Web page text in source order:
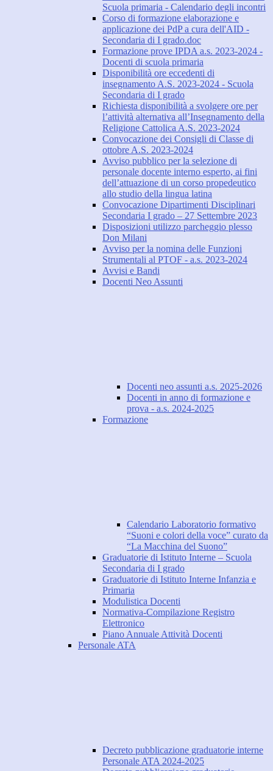
Scuola primaria - Calendario degli incontri
Corso di formazione elaborazione e
applicazione dei PdP a cura dell'AID -
Secondaria di I grado.doc
Formazione prove IPDA a.s. 2023-2024 -
Docenti di scuola primaria
Disponibilità ore eccedenti di
insegnamento A.S. 2023-2024 - Scuola
Secondaria di I grado
Richiesta disponibilità a svolgere ore per
l’attività alternativa all’Insegnamento della
Religione Cattolica A.S. 2023-2024
Convocazione dei Consigli di Classe di
ottobre A.S. 2023-2024
Avviso pubblico per la selezione di
personale docente interno esperto, ai fini
dell’attuazione di un corso propedeutico
allo studio della lingua latina
Convocazione Dipartimenti Disciplinari
Secondaria I grado – 27 Settembre 2023
Disposizioni utilizzo parcheggio plesso
Don Milani
Avviso per la nomina delle Funzioni
Strumentali al PTOF - a.s. 2023-2024
Avvisi e Bandi
Docenti Neo Assunti
Docenti neo assunti a.s. 2025-2026
Docenti in anno di formazione e
prova - a.s. 2024-2025
Formazione
Calendario Laboratorio formativo
“Suoni e colori della voce” curato da
“La Macchina del Suono”
Graduatorie di Istituto Interne – Scuola
Secondaria di I grado
Graduatorie di Istituto Interne Infanzia e
Primaria
Modulistica Docenti
Normativa-Compilazione Registro
Elettronico
Piano Annuale Attività Docenti
Personale ATA
Decreto pubblicazione graduatorie interne
Personale ATA 2024-2025